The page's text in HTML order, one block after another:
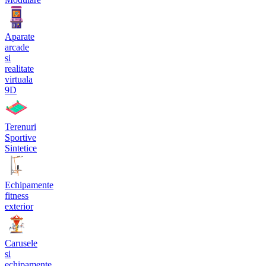
Aparate
arcade
si
realitate
virtuala
9D
Terenuri
Sportive
Sintetice
Echipamente
fitness
exterior
Carusele
si